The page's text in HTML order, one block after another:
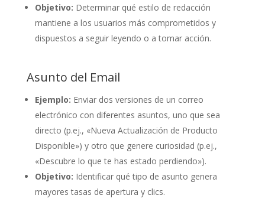
Objetivo: Determinar qué estilo de redacción
mantiene a los usuarios más comprometidos y
dispuestos a seguir leyendo o a tomar acción.
Asunto del Email
Ejemplo: Enviar dos versiones de un correo
electrónico con diferentes asuntos, uno que sea
directo (p.ej., «Nueva Actualización de Producto
Disponible») y otro que genere curiosidad (p.ej.,
«Descubre lo que te has estado perdiendo»).
Objetivo: Identificar qué tipo de asunto genera
mayores tasas de apertura y clics.